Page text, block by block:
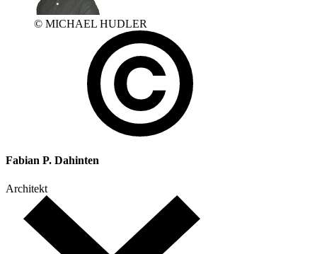
© MICHAEL HUDLER
Fabian P. Dahinten
Architekt